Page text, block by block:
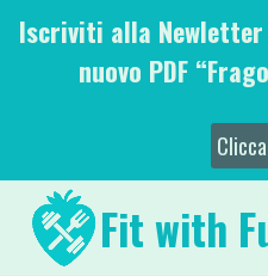
SaltaIscriviti alla
nuovo PDF
Fit with